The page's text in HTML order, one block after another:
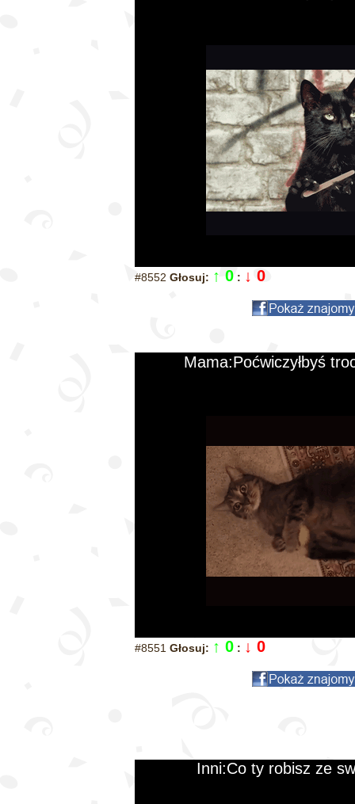
#8552 Głosuj: ↑ 0 : ↓ 0
Mama:Poćwiczyłbyś
#8551 Głosuj: ↑ 0 : ↓ 0
Inni:Co ty robisz ze